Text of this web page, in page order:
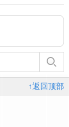
↑返回顶部